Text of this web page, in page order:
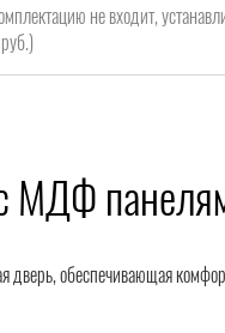
не входит,
с МДФ
дверь, обеспечивающая